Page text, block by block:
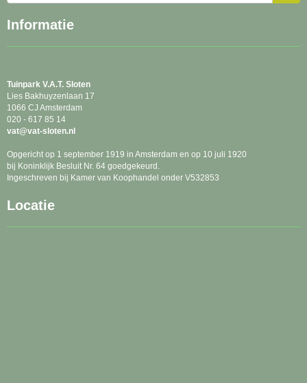
Informatie
Tuinpark V.A.T. Sloten
Lies Bakhuyzenlaan 17
1066 CJ Amsterdam
020 - 617 85 14
tav@vat-sloten.nl
Opgericht op 1 september 1919 in Amsterdam en op 10 juli 1920
bij Koninklijk Besluit Nr. 64 goedgekeurd.
Ingeschreven bij Kamer van Koophandel onder V532853
Locatie